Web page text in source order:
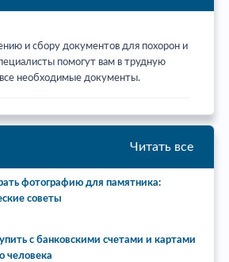
и сбору документов для похорон и
помогут вам в трудную
необходимые документы.
Читать все
фотографию для памятника:
советы
с банковскими счетами и картами
человека